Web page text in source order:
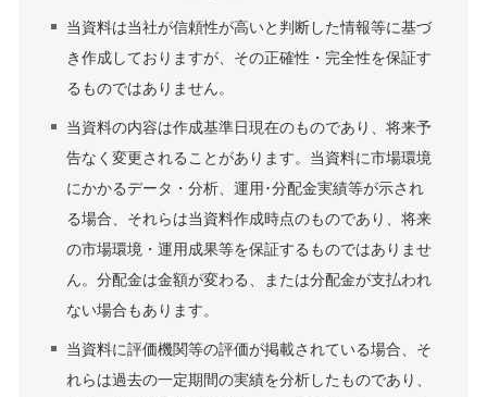
当資料は当社が信頼性が高いと判断した情報等に基づ
き作成しておりますが、その正確性・完全性を保証す
るものではありません。
当資料の内容は作成基準日現在のものであり、将来予
告なく変更されることがあります。当資料に市場環境
にかかるデータ・分析、運用･分配金実績等が示され
る場合、それらは当資料作成時点のものであり、将来
の市場環境・運用成果等を保証するものではありませ
ん。分配金は金額が変わる、または分配金が支払われ
ない場合もあります。
当資料に評価機関等の評価が掲載されている場合、そ
れらは過去の一定期間の実績を分析したものであり、